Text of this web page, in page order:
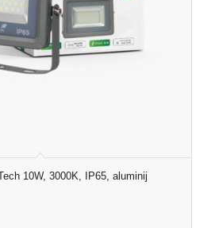
10W, 3000K, IP65, aluminij